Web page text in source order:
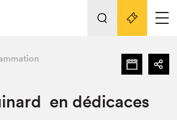
visite au Salon
Nos activités
en dédicaces